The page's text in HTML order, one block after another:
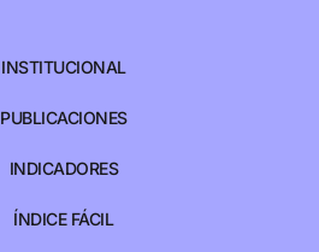
INSTITUCIONAL
PUBLICACIONES
INDICADORES
ÍNDICE FÁCIL